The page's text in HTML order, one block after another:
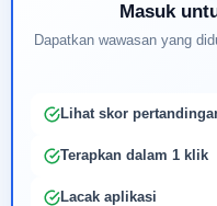
Masuk
Dapatkan wawasan yang
Lihat skor
Terapkan dalam 1 klik
Lacak aplikasi